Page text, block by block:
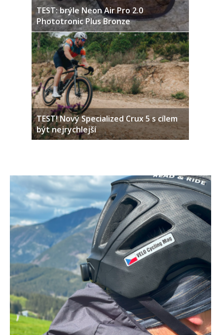
TEST: brýle Neon Air Pro 2.0
Phototronic Plus Bronze
TEST! Nový Specialized Crux 5 s cílem
být nejrychlejší